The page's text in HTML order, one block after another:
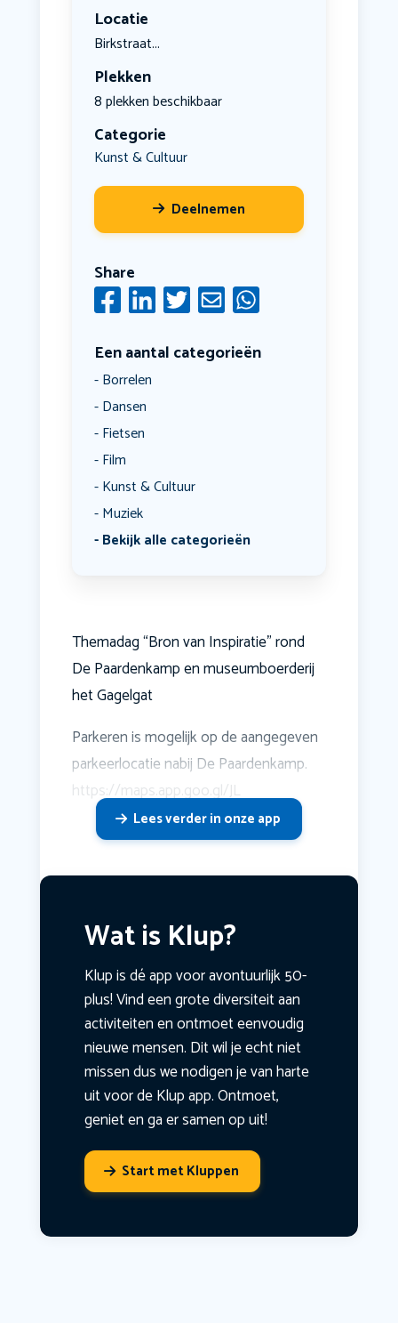
Locatie
Birkstraat...
Plekken
8 plekken beschikbaar
Categorie
Kunst & Cultuur
Deelnemen
Share
Een aantal categorieën
Borrelen
Dansen
Fietsen
Film
Kunst & Cultuur
Muziek
Bekijk alle categorieën
Themadag “Bron van Inspiratie” rond
De Paardenkamp en museumboerderij
het Gagelgat
Parkeren is mogelijk op de aangegeven
parkeerlocatie nabij De Paardenkamp.
https://maps.app.goo.gl/JL
Lees verder in onze app
Wat is Klup?
Klup is dé app voor avontuurlijk 50-
plus! Vind een grote diversiteit aan
activiteiten en ontmoet eenvoudig
nieuwe mensen. Dit wil je echt niet
missen dus we nodigen je van harte
uit voor de Klup app. Ontmoet,
geniet en ga er samen op uit!
Start met Kluppen